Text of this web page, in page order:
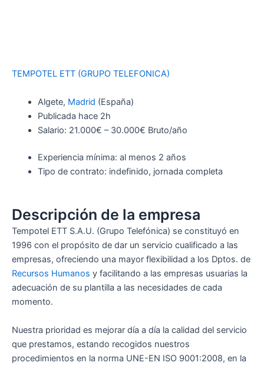
TEMPOTEL ETT (GRUPO TELEFONICA)
Algete, Madrid (España)
Publicada hace 2h
Salario: 21.000€ – 30.000€ Bruto/año
Experiencia mínima: al menos 2 años
Tipo de contrato: indefinido, jornada completa
Descripción de la empresa
Tempotel ETT S.A.U. (Grupo Telefónica) se constituyó en
1996 con el propósito de dar un servicio cualificado a las
empresas, ofreciendo una mayor flexibilidad a los Dptos. de
Recursos Humanos y facilitando a las empresas usuarias la
adecuación de su plantilla a las necesidades de cada
momento.​
Nuestra prioridad es mejorar día a día la calidad del servicio
que prestamos, estando recogidos nuestros
procedimientos en la norma UNE-EN ISO 9001:2008, en la